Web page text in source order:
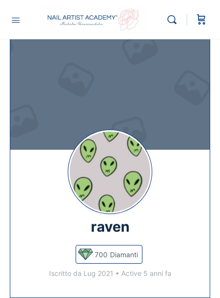
raven
700 Diamanti
Iscritto da Lug 2021 • Active 5 anni fa